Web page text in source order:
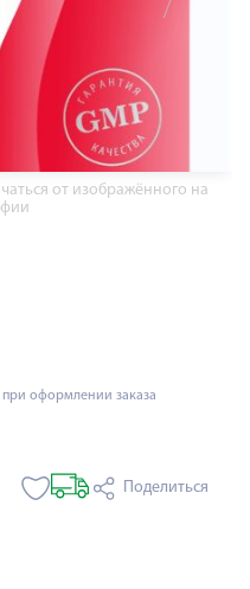
от изображённого на
при оформлении заказа
Поделиться